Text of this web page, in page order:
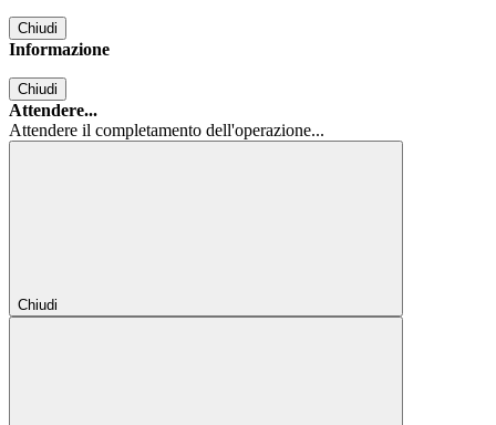
Chiudi
Informazione
Chiudi
Attendere...
Attendere il completamento dell'operazione...
Chiudi